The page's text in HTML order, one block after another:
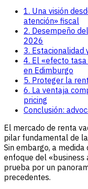
1. Una visión
atención» fiscal
2. Desempeño
2026
3. Estacionalidad
4. El «efecto
en Edimburgo
5. Proteger la
6. La ventaja
pricing
Conclusión:
El mercado de renta
pilar fundamental de
Sin embargo, a
enfoque del «business
prueba por un
precedentes.